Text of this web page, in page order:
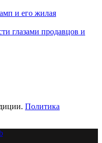
и его жилая
глазами продавцов и
Политика